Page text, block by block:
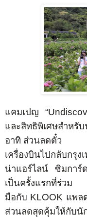
แคมเปญ “
และสิทธิพิเศษสำหรั
อาทิ ส่วนลดตั๋ว
เครื่องบินไปกลับกรุง
น่าแอร์ไลน์ ซิมการ์
เป็นครั้งแรกที่ร่วม
มือกับ KLOOK แพล
ส่วนลดสุดคุ้มให้กับนั